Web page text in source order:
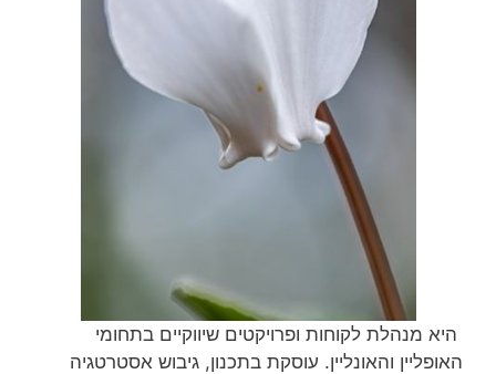
היא מנהלת לקוחות ופרויקטים שיווקיים בתחומי
האופליין והאונליין. עוסקת בתכנון, גיבוש אסטרטגיה